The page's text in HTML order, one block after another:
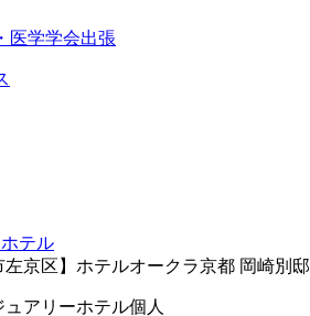
医学学会出張
テル
左京区】ホテルオークラ京都 岡崎別邸
ュアリーホテル個人